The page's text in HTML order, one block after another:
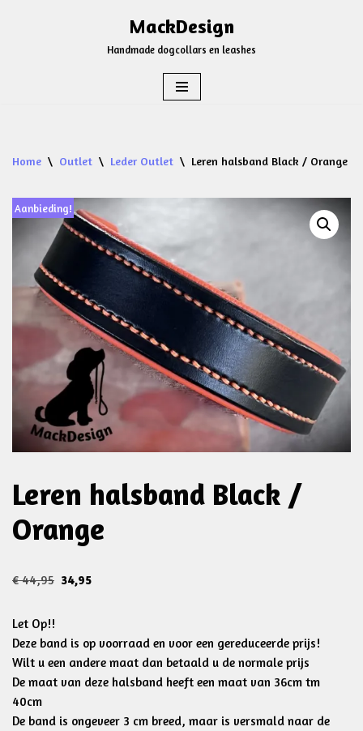
MackDesign
Handmade dogcollars en leashes
Home \ Outlet \ Leder Outlet \ Leren halsband Black / Orange
Aanbieding!
Leren halsband Black /
Orange
€44,95 34,95
Let Op!!
Deze band is op voorraad en voor een gereduceerde prijs!
Wilt u een andere maat dan betaald u de normale prijs
De maat van deze halsband heeft een maat van 36cm tm
40cm
De band is ongeveer 3 cm breed, maar is versmald naar de